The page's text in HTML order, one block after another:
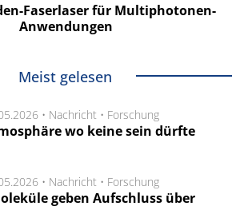
Faserlaser für Multiphotonen-
Anwendungen
Meist gelesen
• Nachricht • Forschung
wo keine sein dürfte
• Nachricht • Forschung
geben Aufschluss über